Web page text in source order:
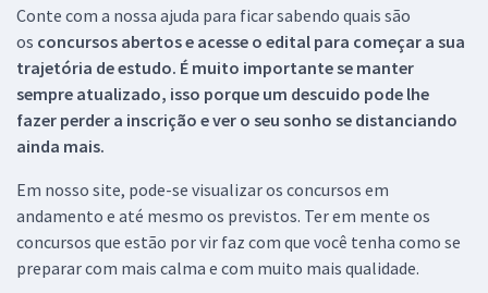
Conte com a nossa ajuda para ficar sabendo quais são
os concursos abertos e acesse o edital para começar a sua
trajetória de estudo. É muito importante se manter
sempre atualizado, isso porque um descuido pode lhe
fazer perder a inscrição e ver o seu sonho se distanciando
ainda mais.
Em nosso site, pode-se visualizar os concursos em
andamento e até mesmo os previstos. Ter em mente os
concursos que estão por vir faz com que você tenha como se
preparar com mais calma e com muito mais qualidade.